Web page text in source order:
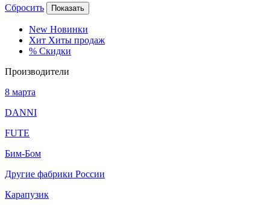
Сбросить
Показать
New Новинки
Хит Хиты продаж
% Скидки
Производители
8 марта
DANNI
FUTE
Бим-Бом
Другие фабрики России
Карапузик